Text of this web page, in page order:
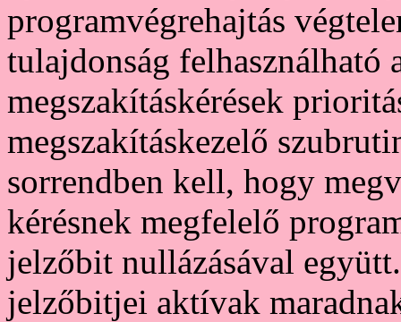
programvégrehajtás
tulajdonság felhasználható
megszakításkérések
megszakításkezelő
sorrendben kell, hogy
kérésnek megfelelő
jelzőbit nullázásával
jelzőbitjei aktívak